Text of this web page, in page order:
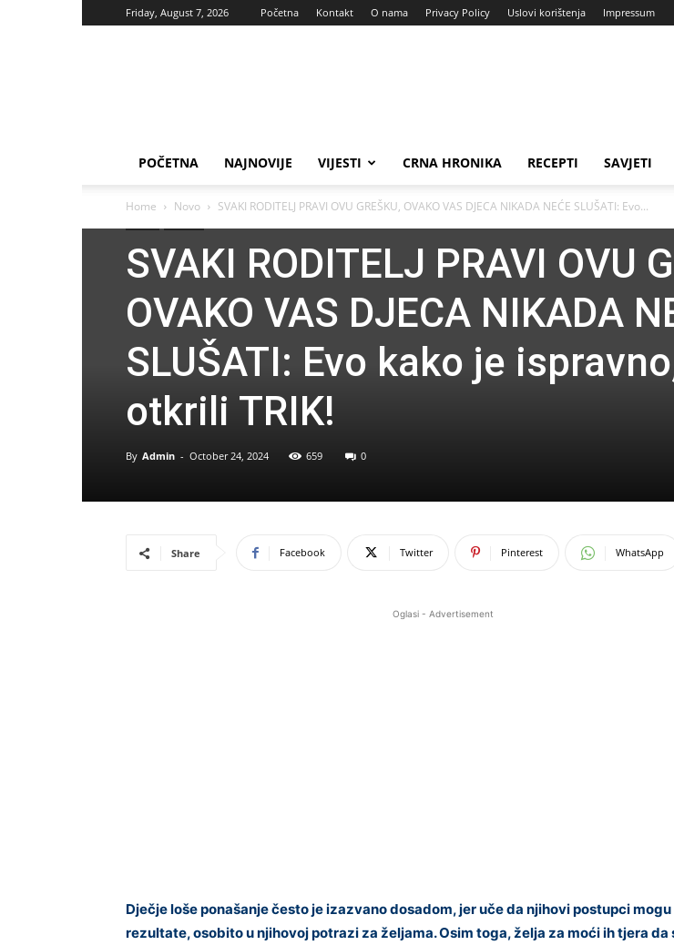
Friday, August 7, 2026 Početna Kontakt O nama Privacy Policy Uslovi korištenja Impressum
POČETNA NAJNOVIJE VIJESTI CRNA HRONIKA RECEPTI SAVJETI
Home Novo SVAKI RODITELJ PRAVI OVU GREŠKU, OVAKO VAS DJECA NIKADA NEĆE SLUŠATI: Evo...
SVAKI RODITELJ PRAVI OVU
OVAKO VAS DJECA NIKADA
SLUŠATI: Evo kako je
otkrili TRIK!
By Admin - October 24, 2024 659 0
Share Facebook Twitter Pinterest WhatsApp
Oglasi - Advertisement
Dječje loše ponašanje često je izazvano dosadom, jer uče da njihovi postupci
rezultate, osobito u njihovoj potrazi za željama. Osim toga, želja za moći ih tjera da